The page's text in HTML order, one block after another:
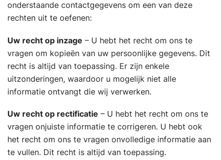
onderstaande contactgegevens om een van deze
rechten uit te oefenen:
Uw recht op inzage – U hebt het recht om ons te
vragen om kopieën van uw persoonlijke gegevens. Dit
recht is altijd van toepassing. Er zijn enkele
uitzonderingen, waardoor u mogelijk niet alle
informatie ontvangt die wij verwerken.
Uw recht op rectificatie – U hebt het recht om ons te
vragen onjuiste informatie te corrigeren. U hebt ook
het recht om ons te vragen onvolledige informatie aan
te vullen. Dit recht is altijd van toepassing.